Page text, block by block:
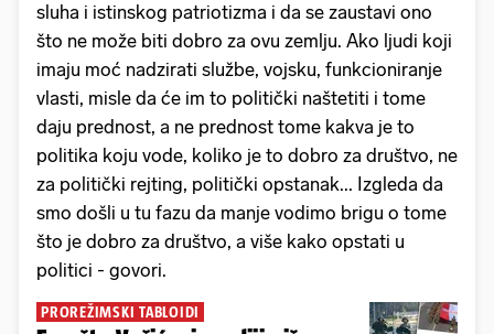
sluha i istinskog patriotizma i da se zaustavi ono
što ne može biti dobro za ovu zemlju. Ako ljudi koji
imaju moć nadzirati službe, vojsku, funkcioniranje
vlasti, misle da će im to politički naštetiti i tome
daju prednost, a ne prednost tome kakva je to
politika koju vode, koliko je to dobro za društvo, ne
za politički rejting, politički opstanak... Izgleda da
smo došli u tu fazu da manje vodimo brigu o tome
što je dobro za društvo, a više kako opstati u
politici - govori.
PROREŽIMSKI TABLOIDI